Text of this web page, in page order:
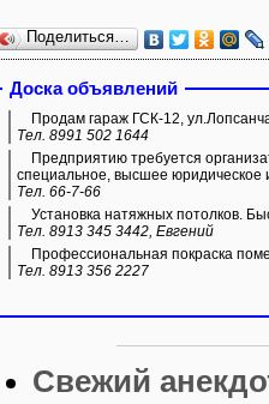
Поделиться…
Доска объявлений
Продам гараж ГСК-12,
Тел. 8991 502 1644
Предприятию требуется
специальное, высшее юридическое
Тел. 66-7-66
Установка натяжных потолков.
Тел. 8913 345 3442, Евгений
Профессиональная покраска
Тел. 8913 356 2227
Свежий